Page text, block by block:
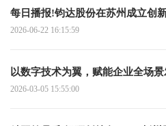
每日播报!钧达股份在苏州成立创
2026-06-22 16:15:59
以数字技术为翼，赋能企业全场
2026-03-05 15:55:00